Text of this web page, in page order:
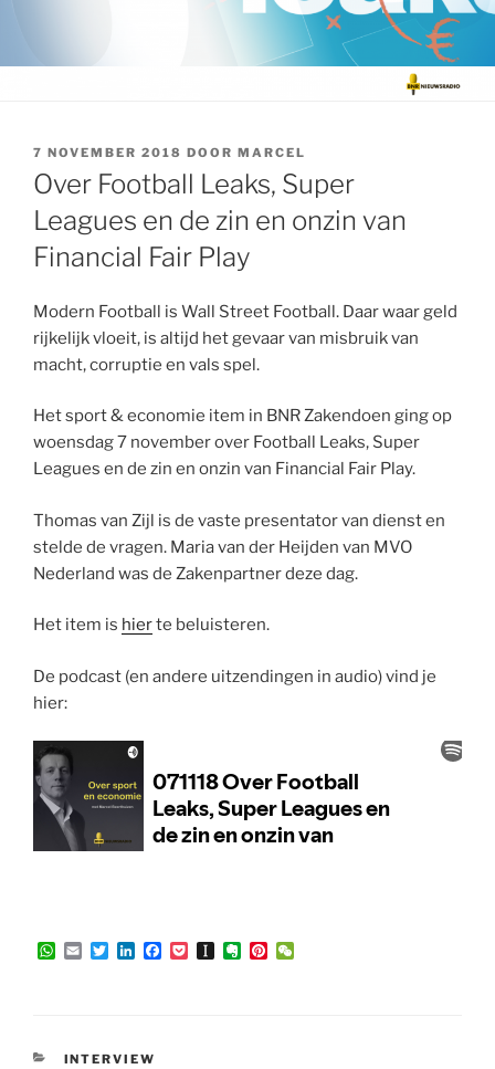
GEPLAATST
OP
7 NOVEMBER 2018 DOOR MARCEL
Over Football Leaks, Super
Leagues en de zin en onzin van
Financial Fair Play
Modern Football is Wall Street Football. Daar waar geld
rijkelijk vloeit, is altijd het gevaar van misbruik van
macht, corruptie en vals spel.
Het sport & economie item in BNR Zakendoen ging op
woensdag 7 november over Football Leaks, Super
Leagues en de zin en onzin van Financial Fair Play.
Thomas van Zijl is de vaste presentator van dienst en
stelde de vragen. Maria van der Heijden van MVO
Nederland was de Zakenpartner deze dag.
Het item is hierte beluisteren.
De podcast (en andere uitzendingen in audio) vind je
hier:
W
p
E
T
r
L
I
F
P
E
P
CATEGORIEËN
INTERVIEW